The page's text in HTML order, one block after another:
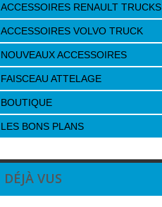
ACCESSOIRES RENAULT TRUCKS
ACCESSOIRES VOLVO TRUCK
NOUVEAUX ACCESSOIRES
FAISCEAU ATTELAGE
BOUTIQUE
LES BONS PLANS
DÉJÀ VUS